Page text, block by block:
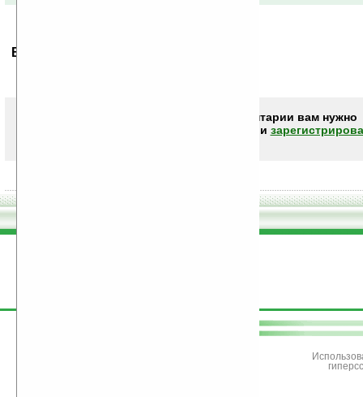
Ваше мнение будет первым.
Чтобы писать комментарии вам нужно
или